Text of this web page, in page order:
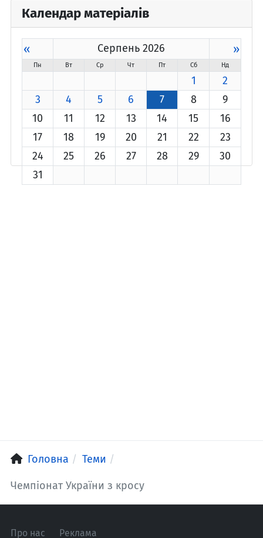
Календар матеріалів
« Серпень 2026 »
Пн Вт Ср Чт Пт Сб Нд
1
2
3
4 5 6 7 8
9
10
11 12 13 14 15
16
17
18 19 20 21 22
23
24
25 26 27 28 29
30
31
Головна Теми
Чемпіонат України з кросу
Про нас Реклама